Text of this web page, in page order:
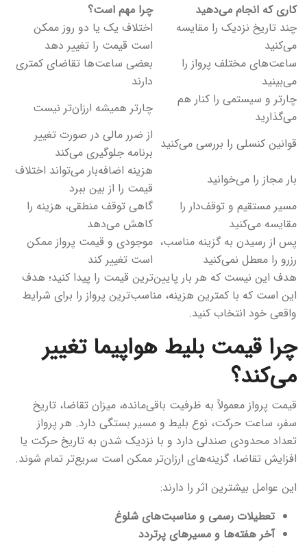
کاری که انجام می‌دهید
چرا مهم است؟
چند تاریخ نزدیک را مقایسه
می‌کنید
اختلاف یک یا دو روز ممکن
است قیمت را تغییر دهد
ساعت‌های مختلف پرواز را
می‌بینید
بعضی ساعت‌ها تقاضای کمتری
دارند
چارتر و سیستمی را کنار هم
می‌گذارید
چارتر همیشه ارزان‌تر نیست
قوانین کنسلی را بررسی می‌کنید
از ضرر مالی در صورت تغییر
برنامه جلوگیری می‌کند
بار مجاز را می‌خوانید
هزینه اضافه‌بار می‌تواند اختلاف
قیمت را از بین ببرد
مسیر مستقیم و توقف‌دار را
مقایسه می‌کنید
گاهی توقف منطقی، هزینه را
کاهش می‌دهد
پس از رسیدن به گزینه مناسب،
رزرو را معطل نمی‌کنید
موجودی و قیمت پرواز ممکن
است تغییر کند
هدف این نیست که هر بار پایین‌ترین قیمت را پیدا کنید؛ هدف
این است که با کمترین هزینه، مناسب‌ترین پرواز را برای شرایط
واقعی خود انتخاب کنید.
چرا قیمت بلیط هواپیما تغییر
می‌کند؟
قیمت پرواز معمولاً به ظرفیت باقی‌مانده، میزان تقاضا، تاریخ
سفر، ساعت حرکت، نوع بلیط و مسیر بستگی دارد. هر پرواز
تعداد محدودی صندلی دارد و با نزدیک شدن به تاریخ حرکت یا
افزایش تقاضا، گزینه‌های ارزان‌تر ممکن است سریع‌تر تمام شوند.
این عوامل بیشترین اثر را دارند:
تعطیلات رسمی و مناسبت‌های شلوغ
آخر هفته‌ها و مسیرهای پرتردد